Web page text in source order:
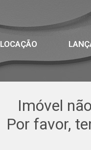
LOCAÇÃO
Imóvel
Por favor,